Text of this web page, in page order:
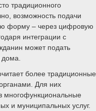
традиционного
возможность подачи
форму – через цифровую
интеграции с
может подать
более традиционные
Для них
многофункциональные
и муниципальных услуг.